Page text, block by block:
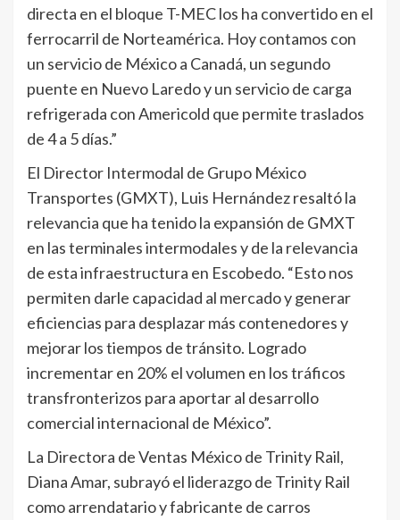
directa en el bloque T-MEC los ha convertido en el
ferrocarril de Norteamérica. Hoy contamos con
un servicio de México a Canadá, un segundo
puente en Nuevo Laredo y un servicio de carga
refrigerada con Americold que permite traslados
de 4 a 5 días.”
El Director Intermodal de Grupo México
Transportes (GMXT), Luis Hernández resaltó la
relevancia que ha tenido la expansión de GMXT
en las terminales intermodales y de la relevancia
de esta infraestructura en Escobedo. “Esto nos
permiten darle capacidad al mercado y generar
eficiencias para desplazar más contenedores y
mejorar los tiempos de tránsito. Logrado
incrementar en 20% el volumen en los tráficos
transfronterizos para aportar al desarrollo
comercial internacional de México”.
La Directora de Ventas México de Trinity Rail,
Diana Amar, subrayó el liderazgo de Trinity Rail
como arrendatario y fabricante de carros